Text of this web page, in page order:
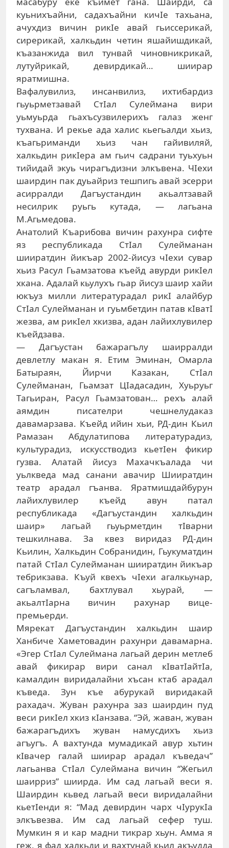
куьнихъайни, садахъайни кичIе тахьана,
ачухдиз вичин рикIе авай гьиссерикай,
сирерикай, халкьдин четин яшайишдикай,
къазанжида вил тунвай чиновникрикай,
лутуйрикай, девирдикай… шиирар
яратмишна.
Вафалувилиз, инсанвилиз, ихтибардиз
гьуьрметзавай СтIал Сулеймана вири
уьмуьрда гьахъсузвилерихъ галаз женг
тухвана. И рекье ада халис кьегьалди хьиз,
къагьриманди хьиз чан гайивиляй,
халкьдин рикIера ам гьич садрани туьхуьн
тийидай экуь чирагъдизни элкъвена. ЧIехи
шаирдин пак дуьайриз тешпигь авай эсерри
асирралди Дагъустандин акьалтзавай
несилрик руьгь кутада, — лагьана
М.Агьмедова.
Анатолий Къарибова вичин рахунра сифте
яз республикада СтIал Сулейманан
шииратдин йикъар 2002-йисуз чIехи сувар
хьиз Расул Гьамзатова къейд авурди рикIел
хкана. Адалай кьулухъ гьар йисуз шаир хайи
юкъуз милли литературадал рикI алайбур
СтIал Сулейманан и гуьмбетдин патав кIватI
жезва, ам рикIел хкизва, адан лайихлувилер
къейдзава.
— Дагъустан бажарагълу шаирралди
девлетлу макан я. Етим Эминан, Омарла
Батыраян, Йирчи Казакан, СтIал
Сулейманан, Гьамзат ЦIадасадин, Хуьруьг
Тагьиран, Расул Гьамзатован… рехъ алай
аямдин писателри чешнелудаказ
давамарзава. Къейд ийин хьи, РД-дин Кьил
Рамазан Абдулатипова литературадиз,
культурадиз, искусстводиз кьетIен фикир
гузва. Алатай йисуз Махачкъалада чи
уьлкведа мад санани авачир Шииратдин
театр арадал гъанва. Яратмишдайбурун
лайихлувилер къейд авун патал
республикада «Дагъустандин халкьдин
шаир» лагьай гьуьрметдин тIварни
тешкилнава. За квез виридаз РД-дин
Кьилин, Халкьдин Собранидин, Гьукуматдин
патай СтIал Сулейманан шииратдин йикъар
тебрикзава. Къуй квехъ чIехи агалкьунар,
сагъламвал, бахтлувал хьурай, —
акьалтIарна вичин рахунар вице-
премьерди.
Мярекат Дагъустандин халкьдин шаир
Ханбиче Хаметовадин рахунри давамарна.
«Эгер СтIал Сулеймана лагьай дерин метлеб
авай фикирар вири санал кIватIайтIа,
камалдин виридалайни хъсан ктаб арадал
къведа. Зун къе абурукай виридакай
рахадач. Жуван рахунра заз шаирдин пуд
веси рикIел хкиз кIанзава. “Эй, жаван, жуван
бажарагъдихъ жуван намусдихъ хьиз
агъугъ. А вахтунда мумадикай авур хьтин
кIвачер галай шиирар арадал къведач”
лагьанва СтIал Сулеймана вичин “Жегьил
шаирриз” шиирда. Им сад лагьай веси я.
Шаирдин кьвед лагьай веси виридалайни
кьетIенди я: “Мад девирдин чарх чIурукIа
элкъвезва. Им сад лагьай сефер туш.
Мумкин я и кар мадни тикрар хьун. Амма я
геж, я фад халкьди и вахтунай кьил акъудда